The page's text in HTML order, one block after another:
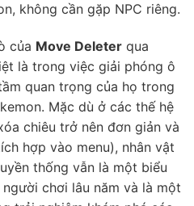
không cần gặp NPC riêng.
của Move Deleter qua
là trong việc giải phóng ô
quan trọng của họ trong
Mặc dù ở các thế hệ
chiêu trở nên đơn giản và
hợp vào menu), nhân vật
thống vẫn là một biểu
chơi lâu năm và là một